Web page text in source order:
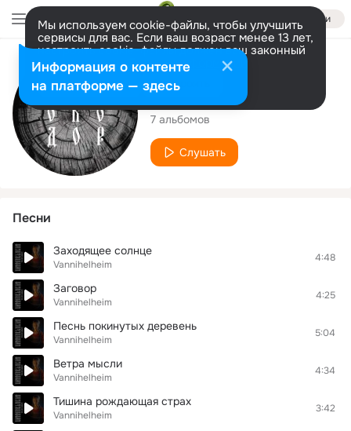
Войти
Мы используем cookie-файлы, чтобы улучшить
сервисы для вас. Если ваш возраст менее 13 лет,
настроить cookie-файлы должен ваш законный
представитель. Больше информации
Разрешить все Настроить
Исполнитель
Vannihelheim
7 альбомов
Слушать
Песни
Заходящее солнце
Vannihelheim
4:48
Заговор
Vannihelheim
4:25
Песнь покинутых деревень
Vannihelheim
5:04
Ветра мысли
Vannihelheim
4:34
Тишина рождающая страх
Vannihelheim
3:42
Информация о контенте
на платформе — здесь